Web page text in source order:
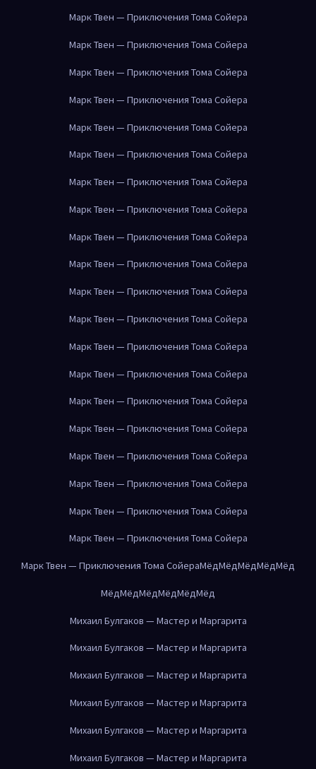
Марк Твен — Приключения Тома Сойера
Марк Твен — Приключения Тома Сойера
Марк Твен — Приключения Тома Сойера
Марк Твен — Приключения Тома Сойера
Марк Твен — Приключения Тома Сойера
Марк Твен — Приключения Тома Сойера
Марк Твен — Приключения Тома Сойера
Марк Твен — Приключения Тома Сойера
Марк Твен — Приключения Тома Сойера
Марк Твен — Приключения Тома Сойера
Марк Твен — Приключения Тома Сойера
Марк Твен — Приключения Тома Сойера
Марк Твен — Приключения Тома Сойера
Марк Твен — Приключения Тома Сойера
Марк Твен — Приключения Тома Сойера
Марк Твен — Приключения Тома Сойера
Марк Твен — Приключения Тома Сойера
Марк Твен — Приключения Тома Сойера
Марк Твен — Приключения Тома Сойера
Марк Твен — Приключения Тома Сойера
Марк Твен — Приключения Тома СойераМёдМёдМёдМёдМёд
МёдМёдМёдМёдМёдМёд
Михаил Булгаков — Мастер и Маргарита
Михаил Булгаков — Мастер и Маргарита
Михаил Булгаков — Мастер и Маргарита
Михаил Булгаков — Мастер и Маргарита
Михаил Булгаков — Мастер и Маргарита
Михаил Булгаков — Мастер и Маргарита